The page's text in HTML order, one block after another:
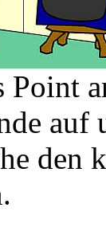
Point
auf
den